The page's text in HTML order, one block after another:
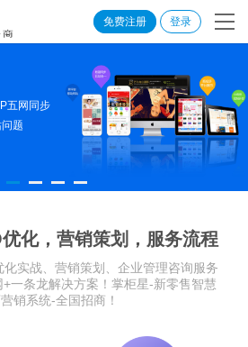
免费注册 登录
五网同步
题
化，营销策划，服务流程
实战、营销策划、企业管理咨询服务
一条龙解决方案！掌柜星-新零售智慧
销系统-全国招商！